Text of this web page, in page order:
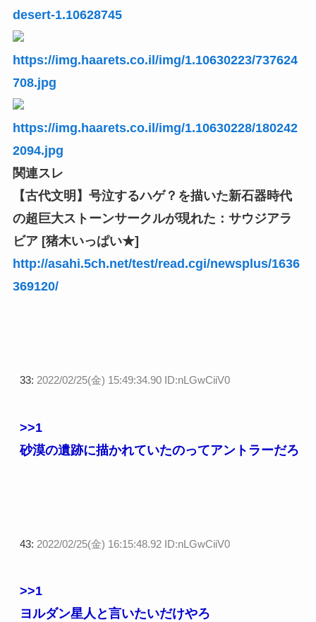
desert-1.10628745
https://img.haarets.co.il/img/1.10630223/737624
708.jpg
https://img.haarets.co.il/img/1.10630228/180242
2094.jpg
関連スレ
【古代文明】号泣するハゲ？を描いた新石器時代
の超巨大ストーンサークルが現れた：サウジアラ
ビア [猪木いっぱい★]
http://asahi.5ch.net/test/read.cgi/newsplus/1636
369120/
33: 2022/02/25(金) 15:49:34.90 ID:nLGwCiiV0
>>1
砂漠の遺跡に描かれていたのってアントラーだろ
43: 2022/02/25(金) 16:15:48.92 ID:nLGwCiiV0
>>1
ヨルダン星人と言いたいだけやろ